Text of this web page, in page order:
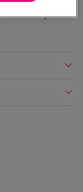
z paskami
wersja biała